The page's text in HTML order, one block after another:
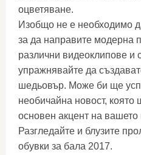
оцветяване.
Изобщо не е необходимо
за да направите модерна
различни видеоклипове и
упражнявайте да
шедьовър. Може би ще
необичайна новост, която
основен акцент на
Разгледайте и блузите
обувки за бала 2017.